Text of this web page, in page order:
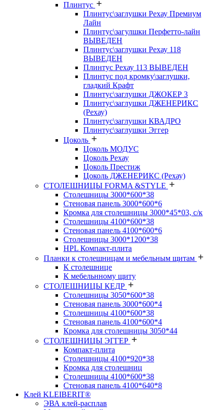
Плинтус
Плинтус\заглушки Рехау Премиум
Лайн
Плинтус\загулшки Перфетто-лайн
ВЫВЕДЕН
Плинтус\заглушки Рехау 118
ВЫВЕДЕН
Плинтус Рехау 113 ВЫВЕДЕН
Плинтус под кромку\заглушки,
гладкий Крафт
Плинтус\заглушки ДЖОКЕР 3
Плинтус\заглушки ДЖЕНЕРИКС
(Рехау)
Плинтус\заглушки КВАДРО
Плинтус\заглушки Эггер
Цоколь
Цоколь МОДУС
Цоколь Рехау
Цоколь Престиж
Цоколь ДЖЕНЕРИКС (Рехау)
СТОЛЕШНИЦЫ FORMA &STYLE
Столешницы 3000*600*38
Стеновая панель 3000*600*6
Кромка для столешницы 3000*45*03, с/к
Столешницы 4100*600*38
Стеновая панель 4100*600*6
Столешницы 3000*1200*38
HPL Компакт-плита
Планки к столешницам и мебельным щитам
К столешнице
К мебельнному щиту
СТОЛЕШНИЦЫ КЕДР
Столешницы 3050*600*38
Стеновая панель 3000*600*4
Столешницы 4100*600*38
Стеновая панель 4100*600*4
Кромка для столешницы 3050*44
СТОЛЕШНИЦЫ ЭГГЕР
Компакт-плита
Столешницы 4100*920*38
Кромка для столешниц
Столешницы 4100*600*38
Стеновая панель 4100*640*8
Клей KLEIBERIT®
ЭВА клей-расплав